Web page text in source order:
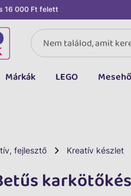
16 000 Ft felett
Márkák LEGO
fejlesztő Kreatív készlet